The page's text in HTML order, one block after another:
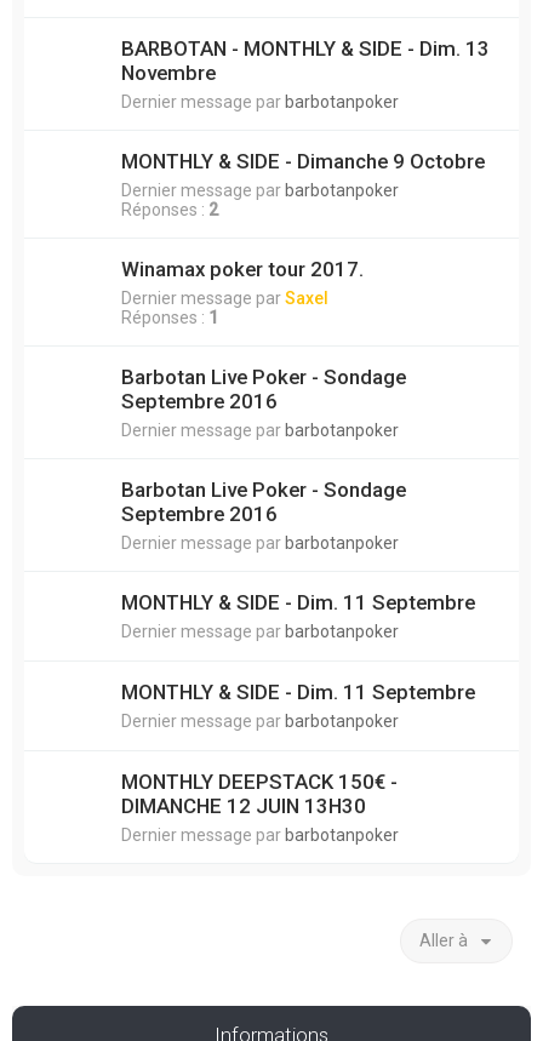
BARBOTAN - MONTHLY & SIDE - Dim. 13
Novembre
Dernier message parbarbotanpoker
MONTHLY & SIDE - Dimanche 9 Octobre
Dernier message parbarbotanpoker
Réponses : 2
Winamax poker tour 2017.
Dernier message parSaxel
Réponses : 1
Barbotan Live Poker - Sondage
Septembre 2016
Dernier message parbarbotanpoker
Barbotan Live Poker - Sondage
Septembre 2016
Dernier message parbarbotanpoker
MONTHLY & SIDE - Dim. 11 Septembre
Dernier message parbarbotanpoker
MONTHLY & SIDE - Dim. 11 Septembre
Dernier message parbarbotanpoker
MONTHLY DEEPSTACK 150€ -
DIMANCHE 12 JUIN 13H30
Dernier message parbarbotanpoker
Aller à
Informations